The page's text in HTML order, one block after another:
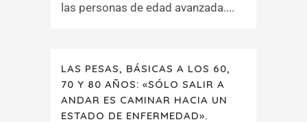
las personas de edad avanzada....
LAS PESAS, BÁSICAS A LOS 60,
70 Y 80 AÑOS: «SÓLO SALIR A
ANDAR ES CAMINAR HACIA UN
ESTADO DE ENFERMEDAD».